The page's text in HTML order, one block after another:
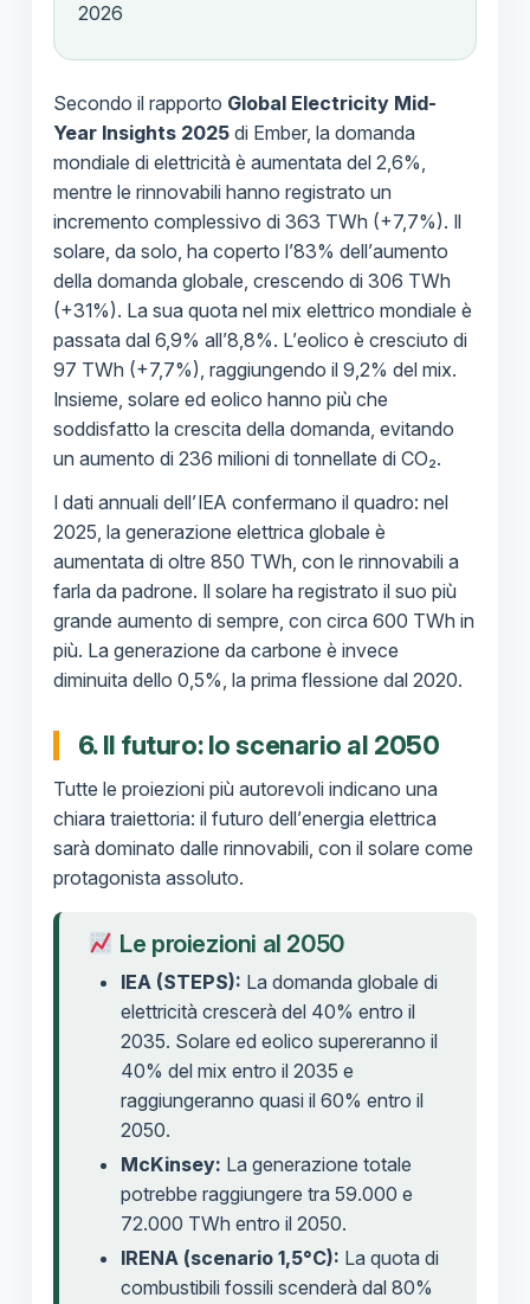
2026
Secondo il rapporto Global Electricity Mid-
Year Insights 2025di Ember, la domanda
mondiale di elettricità è aumentata del 2,6%,
mentre le rinnovabili hanno registrato un
incremento complessivo di 363 TWh (+7,7%). Il
solare, da solo, ha coperto l’83% dell’aumento
della domanda globale, crescendo di 306 TWh
(+31%). La sua quota nel mix elettrico mondiale è
passata dal 6,9% all’8,8%. L’eolico è cresciuto di
97 TWh (+7,7%), raggiungendo il 9,2% del mix.
Insieme, solare ed eolico hanno più che
soddisfatto la crescita della domanda, evitando
un aumento di 236 milioni di tonnellate di CO₂.
I dati annuali dell’IEA confermano il quadro: nel
2025, la generazione elettrica globale è
aumentata di oltre 850 TWh, con le rinnovabili a
farla da padrone. Il solare ha registrato il suo più
grande aumento di sempre, con circa 600 TWh in
più. La generazione da carbone è invece
diminuita dello 0,5%, la prima flessione dal 2020.
6. Il futuro: lo scenario al 2050
Tutte le proiezioni più autorevoli indicano una
chiara traiettoria: il futuro dell’energia elettrica
sarà dominato dalle rinnovabili, con il solare come
protagonista assoluto.
Le proiezioni al 2050
IEA (STEPS): La domanda globale di
elettricità crescerà del 40% entro il
2035. Solare ed eolico supereranno il
40% del mix entro il 2035 e
raggiungeranno quasi il 60% entro il
2050.
McKinsey: La generazione totale
potrebbe raggiungere tra 59.000 e
72.000 TWh entro il 2050.
IRENA (scenario 1,5°C): La quota di
combustibili fossili scenderà dal 80%